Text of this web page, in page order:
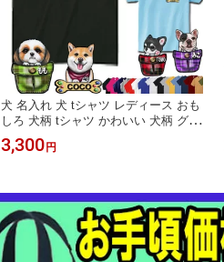
犬 名入れ 犬 tシャツ レディース おも
しろ 犬柄 tシャツ かわいい 犬柄 グッ
ズ 雑貨 シーズー トイプードル チワ
ワ 柴犬 シュナウザー ダックスフンド
日プレゼント 父の日
3,300円